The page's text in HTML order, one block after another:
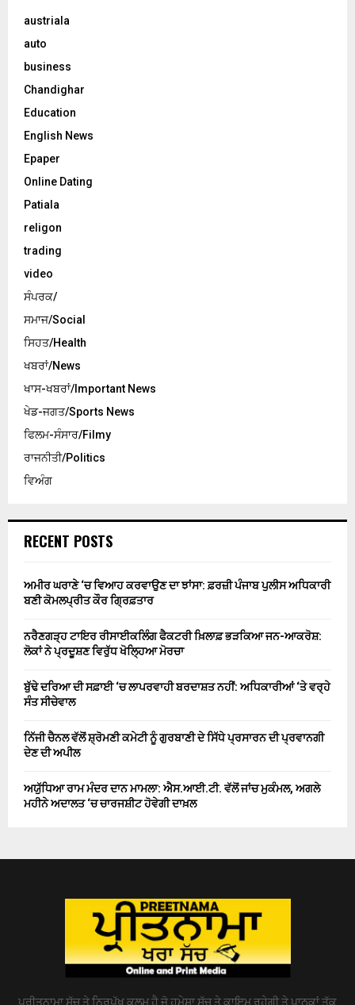
austriala
auto
business
Chandighar
Education
English News
Epaper
Online Dating
Patiala
religon
trading
video
ਸੰਪਰਕ/
ਸਮਾਜ/Social
ਸਿਹਤ/Health
ਖਬਰਾਂ/News
ਖਾਸ-ਖਬਰਾਂ/Important News
ਖੇਡ-ਜਗਤ/Sports News
ਫਿਲਮ-ਸੰਸਾਰ/Filmy
ਰਾਜਨੀਤੀ/Politics
ਵਿਅੰਗ
RECENT POSTS
ਅਮੀਰ ਘਰਾਣੇ ‘ਚ ਵਿਆਹ ਕਰਵਾਉਣ ਦਾ ਝਾਂਸਾ: ਫ਼ਰਜ਼ੀ ਪੰਜਾਬ ਪੁਲੀਸ ਅਧਿਕਾਰੀ
ਬਣੀ ਕੋਮਲਪ੍ਰੀਤ ਕੌਰ ਗ੍ਰਿਫ਼ਤਾਰ
ਨਰੈਣਗੜ੍ਹ ਟਾਇਰ ਰੀਸਾਈਕਲਿੰਗ ਫੈਕਟਰੀ ਖ਼ਿਲਾਫ਼ ਭੜਕਿਆ ਜਨ-ਆਕਰੋਸ਼:
ਲੋਕਾਂ ਨੇ ਪ੍ਰਦੂਸ਼ਣ ਵਿਰੁੱਧ ਖੋਲ੍ਹਿਆ ਮੋਰਚਾ
ਬੁੱਢੇ ਦਰਿਆ ਦੀ ਸਫ਼ਾਈ ‘ਚ ਲਾਪਰਵਾਹੀ ਬਰਦਾਸ਼ਤ ਨਹੀਂ: ਅਧਿਕਾਰੀਆਂ ‘ਤੇ ਵਰ੍ਹੇ
ਸੰਤ ਸੀਚੇਵਾਲ
ਨਿੱਜੀ ਚੈਨਲ ਵੱਲੋਂ ਸ਼੍ਰੋਮਣੀ ਕਮੇਟੀ ਨੂੰ ਗੁਰਬਾਣੀ ਦੇ ਸਿੱਧੇ ਪ੍ਰਸਾਰਨ ਦੀ ਪ੍ਰਵਾਨਗੀ
ਦੇਣ ਦੀ ਅਪੀਲ
ਅਯੁੱਧਿਆ ਰਾਮ ਮੰਦਰ ਦਾਨ ਮਾਮਲਾ: ਐਸ.ਆਈ.ਟੀ. ਵੱਲੋਂ ਜਾਂਚ ਮੁਕੰਮਲ, ਅਗਲੇ
ਮਹੀਨੇ ਅਦਾਲਤ ‘ਚ ਚਾਰਜਸ਼ੀਟ ਹੋਵੇਗੀ ਦਾਖ਼ਲ
ਪ੍ਰੀਤਨਾਮਾ ਸੱਚ ਤੇ ਨਿਰਪੱਖ ਕਲਮ ਹੈ ਜੋ ਹਮੇਸ਼ਾ ਸੱਚ ਤੇ ਕਾਇਮ ਰਹੇਗੀ ਤੇ ਪਾਠਕਾਂ ਤੱਕ